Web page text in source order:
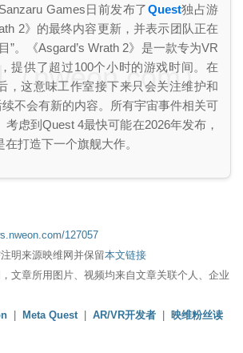
Games日前发布了Quest独占游
2》的最终内容更新，并表示团队正在
”。《Asgard’s Wrath 2》是一款专为VR
提供了超过100个小时的游戏时间。在
，这意味工作室接下来只会关注维护和
不会有新的内容。所有宇宙事件相关可
考虑到Quest 4最快可能在2026年发布，
打造下一个旗舰大作。
nweon.com）
127057
明来源映维网并保留本文链接
，文章所用图片、视频均来自文章关联个人、企业
Meta Quest| AR/VR开发者
映维粉丝读